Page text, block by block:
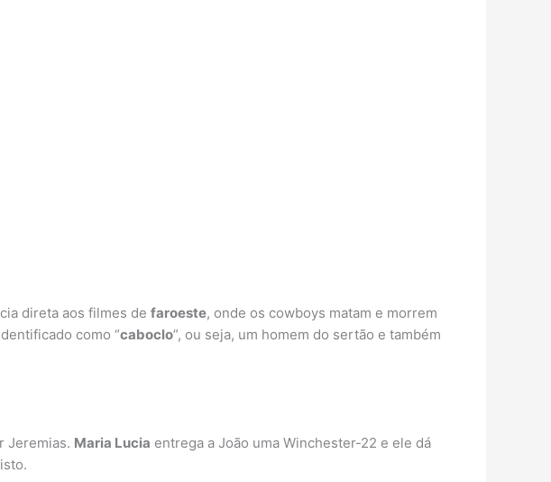
direta aos filmes de faroeste, onde os cowboys matam e morrem
como “caboclo”, ou seja, um homem do sertão e também
Jeremias. Maria Lucia entrega a João uma Winchester-22 e ele dá